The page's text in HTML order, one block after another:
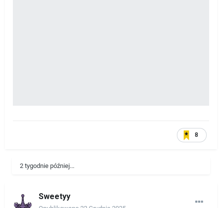
8
2 tygodnie później...
Sweetyy